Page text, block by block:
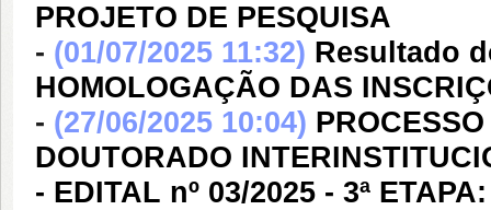
PROJETO DE PESQUISA
- (01/07/2025 11:32) Resultado
HOMOLOGAÇÃO DAS
- (27/06/2025 10:04)
DOUTORADO
- EDITAL nº 03/2025 - 3ª